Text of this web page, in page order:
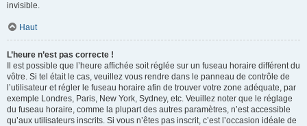
invisible.
Haut
L’heure n’est pas correcte !
Il est possible que l’heure affichée soit réglée sur un fuseau horaire différent du
vôtre. Si tel était le cas, veuillez vous rendre dans le panneau de contrôle de
l’utilisateur et régler le fuseau horaire afin de trouver votre zone adéquate, par
exemple Londres, Paris, New York, Sydney, etc. Veuillez noter que le réglage
du fuseau horaire, comme la plupart des autres paramètres, n’est accessible
qu’aux utilisateurs inscrits. Si vous n’êtes pas inscrit, c’est l’occasion idéale de